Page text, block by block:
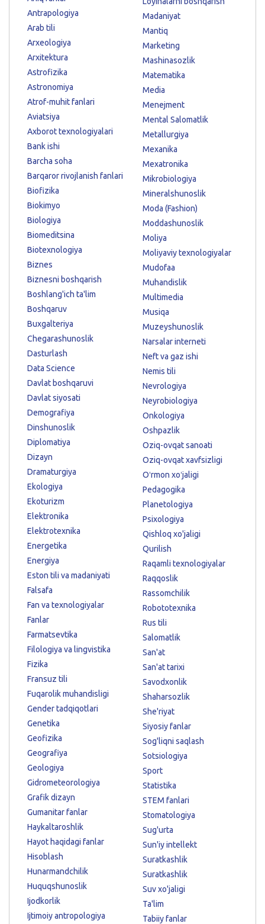
Antrapologiya
Arab tili
Arxeologiya
Arxitektura
Astrofizika
Astronomiya
Atrof-muhit fanlari
Aviatsiya
Axborot texnologiyalari
Bank ishi
Barcha soha
Barqaror rivojlanish fanlari
Biofizika
Biokimyo
Biologiya
Biomeditsina
Biotexnologiya
Biznes
Biznesni boshqarish
Boshlang'ich ta'lim
Boshqaruv
Buxgalteriya
Chegarashunoslik
Dasturlash
Data Science
Davlat boshqaruvi
Davlat siyosati
Demografiya
Dinshunoslik
Diplomatiya
Dizayn
Dramaturgiya
Ekologiya
Ekoturizm
Elektronika
Elektrotexnika
Energetika
Energiya
Eston tili va madaniyati
Falsafa
Fan va texnologiyalar
Fanlar
Farmatsevtika
Filologiya va lingvistika
Fizika
Fransuz tili
Fuqarolik muhandisligi
Gender tadqiqotlari
Genetika
Geofizika
Geografiya
Geologiya
Gidrometeorologiya
Grafik dizayn
Gumanitar fanlar
Haykaltaroshlik
Hayot haqidagi fanlar
Hisoblash
Hunarmandchilik
Huquqshunoslik
Ijodkorlik
Ijtimoiy antropologiya
Madaniyat
Mantiq
Marketing
Mashinasozlik
Matematika
Media
Menejment
Mental Salomatlik
Metallurgiya
Mexanika
Mexatronika
Mikrobiologiya
Mineralshunoslik
Moda (Fashion)
Moddashunoslik
Moliya
Moliyaviy texnologiyalar
Mudofaa
Muhandislik
Multimedia
Musiqa
Muzeyshunoslik
Narsalar interneti
Neft va gaz ishi
Nemis tili
Nevrologiya
Neyrobiologiya
Onkologiya
Oshpazlik
Oziq-ovqat sanoati
Oziq-ovqat xavfsizligi
Oʻrmon xoʻjaligi
Pedagogika
Planetologiya
Psixologiya
Qishloq xo'jaligi
Qurilish
Raqamli texnologiyalar
Raqqoslik
Rassomchilik
Robototexnika
Rus tili
Salomatlik
San'at
San'at tarixi
Savodxonlik
Shaharsozlik
She'riyat
Siyosiy fanlar
Sog'liqni saqlash
Sotsiologiya
Sport
Statistika
STEM fanlari
Stomatologiya
Sug'urta
Sun'iy intellekt
Suratkashlik
Suratkashlik
Suv xo'jaligi
Ta'lim
Tabiiy fanlar